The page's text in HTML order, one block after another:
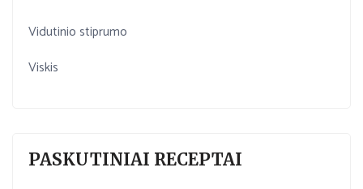
Vidutinio stiprumo
Viskis
PASKUTINIAI RECEPTAI